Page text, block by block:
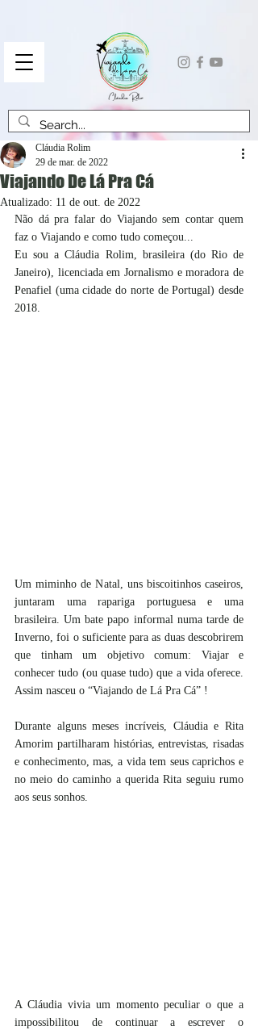
Viajando De Lá Pra Cá
Cláudia Rolim
29 de mar. de 2022
Atualizado: 11 de out. de 2022
Não dá pra falar do Viajando sem contar quem
faz o Viajando e como tudo começou...
Eu sou a Cláudia Rolim, brasileira (do Rio de
Janeiro), licenciada em Jornalismo e moradora de
Penafiel (uma cidade do norte de Portugal) desde
2018.
Um miminho de Natal, uns biscoitinhos caseiros,
juntaram uma rapariga portuguesa e uma
brasileira. Um bate papo informal numa tarde de
Inverno, foi o suficiente para as duas descobrirem
que tinham um objetivo comum: Viajar e
conhecer tudo (ou quase tudo) que a vida oferece.
Assim nasceu o “Viajando de Lá Pra Cá” !
Durante alguns meses incríveis, Cláudia e Rita
Amorim partilharam histórias, entrevistas, risadas
e conhecimento, mas, a vida tem seus caprichos e
no meio do caminho a querida Rita seguiu rumo
aos seus sonhos.
A Cláudia vivia um momento peculiar o que a
impossibilitou de continuar a escrever o